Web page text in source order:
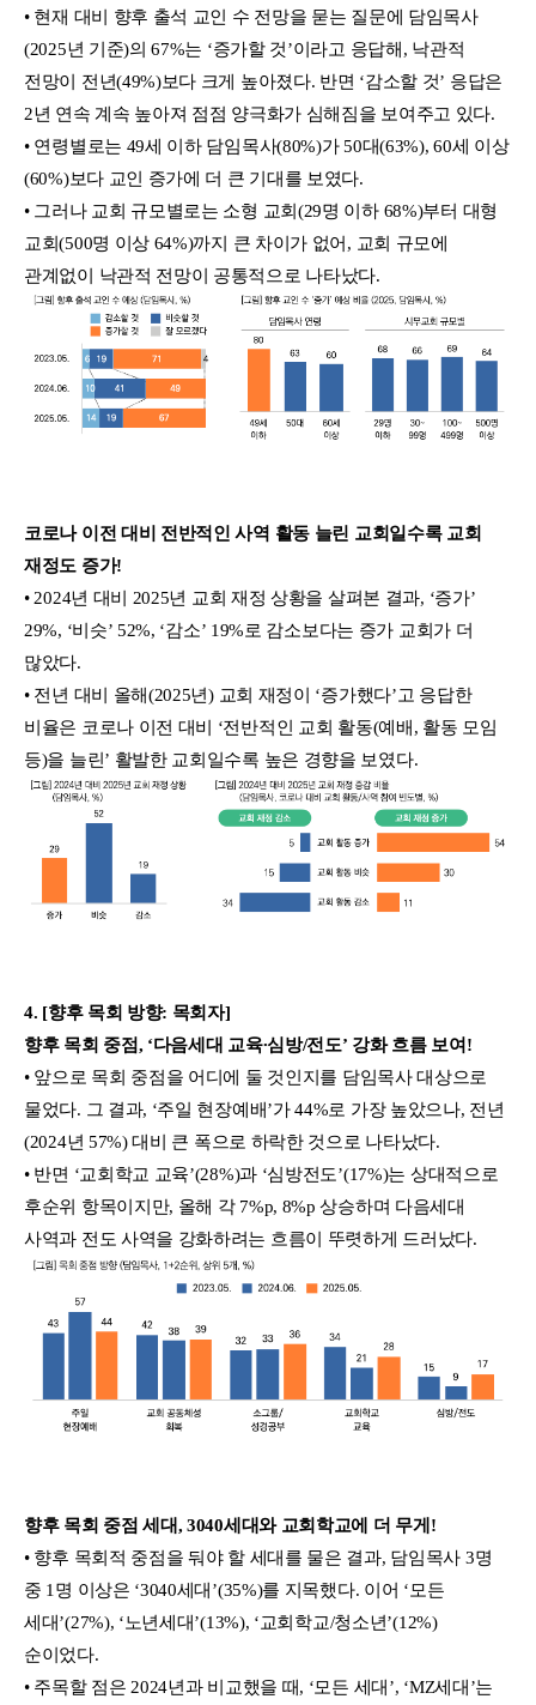
• 현재 대비 향후 출석 교인 수 전망을 묻는 질문에 담임목사
(2025년 기준)의 67%는 ‘증가할 것’이라고 응답해, 낙관적
전망이 전년(49%)보다 크게 높아졌다. 반면 ‘감소할 것’ 응답은
2년 연속 계속 높아져 점점 양극화가 심해짐을 보여주고 있다.
• 연령별로는 49세 이하 담임목사(80%)가 50대(63%), 60세 이상
(60%)보다 교인 증가에 더 큰 기대를 보였다.
• 그러나 교회 규모별로는 소형 교회(29명 이하 68%)부터 대형
교회(500명 이상 64%)까지 큰 차이가 없어, 교회 규모에
관계없이 낙관적 전망이 공통적으로 나타났다.
코로나 이전 대비 전반적인 사역 활동 늘린 교회일수록 교회
재정도 증가!
• 2024년 대비 2025년 교회 재정 상황을 살펴본 결과, ‘증가’
29%, ‘비슷’ 52%, ‘감소’ 19%로 감소보다는 증가 교회가 더
많았다.
• 전년 대비 올해(2025년) 교회 재정이 ‘증가했다’고 응답한
비율은 코로나 이전 대비 ‘전반적인 교회 활동(예배, 활동 모임
등)을 늘린’ 활발한 교회일수록 높은 경향을 보였다.
4. [향후 목회 방향: 목회자]
향후 목회 중점, ‘다음세대 교육∙심방/전도’ 강화 흐름 보여!
• 앞으로 목회 중점을 어디에 둘 것인지를 담임목사 대상으로
물었다. 그 결과, ‘주일 현장예배’가 44%로 가장 높았으나, 전년
(2024년 57%) 대비 큰 폭으로 하락한 것으로 나타났다.
• 반면 ‘교회학교 교육’(28%)과 ‘심방전도’(17%)는 상대적으로
후순위 항목이지만, 올해 각 7%p, 8%p 상승하며 다음세대
사역과 전도 사역을 강화하려는 흐름이 뚜렷하게 드러났다.
향후 목회 중점 세대, 3040세대와 교회학교에 더 무게!
• 향후 목회적 중점을 둬야 할 세대를 물은 결과, 담임목사 3명
중 1명 이상은 ‘3040세대’(35%)를 지목했다. 이어 ‘모든
세대’(27%), ‘노년세대’(13%), ‘교회학교/청소년’(12%)
순이었다.
• 주목할 점은 2024년과 비교했을 때, ‘모든 세대’, ‘MZ세대’는